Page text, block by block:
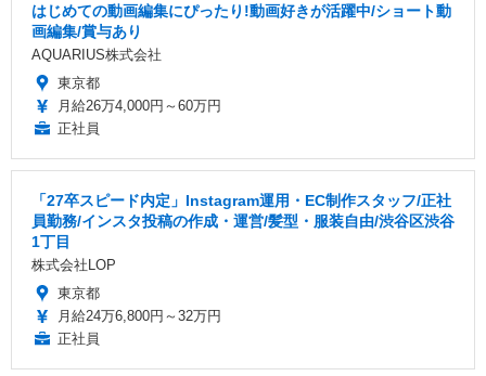
はじめての動画編集にぴったり!動画好きが活躍中/ショート動
画編集/賞与あり
AQUARIUS株式会社
東京都
月給26万4,000円～60万円
正社員
「27卒スピード内定」Instagram運用・EC制作スタッフ/正社
員勤務/インスタ投稿の作成・運営/髪型・服装自由/渋谷区渋谷
1丁目
株式会社LOP
東京都
月給24万6,800円～32万円
正社員